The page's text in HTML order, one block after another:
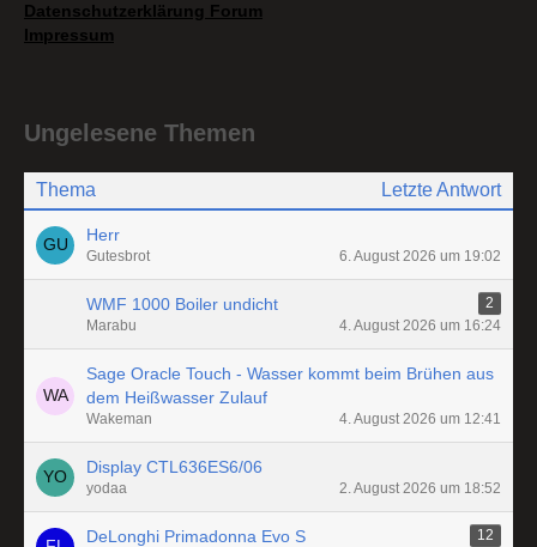
Datenschutzerklärung Forum
Impressum
Ungelesene Themen
Thema Letzte Antwort
Herr
Gutesbrot 6. August 2026 um 19:02
WMF 1000 Boiler undicht
2
Marabu
4. August 2026 um 16:24
Sage Oracle Touch - Wasser kommt beim Brühen aus
dem Heißwasser Zulauf
Wakeman 4. August 2026 um 12:41
Display CTL636ES6/06
yodaa 2. August 2026 um 18:52
DeLonghi Primadonna Evo S
12